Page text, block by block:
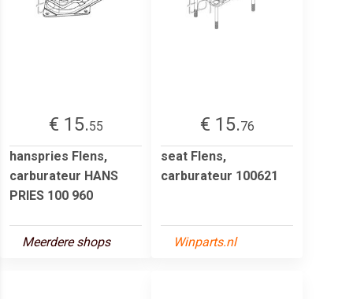
€ 15.55
hanspries Flens,
carburateur HANS
PRIES 100 960
Meerdere shops
€ 15.76
seat Flens,
carburateur 100621
Winparts.nl